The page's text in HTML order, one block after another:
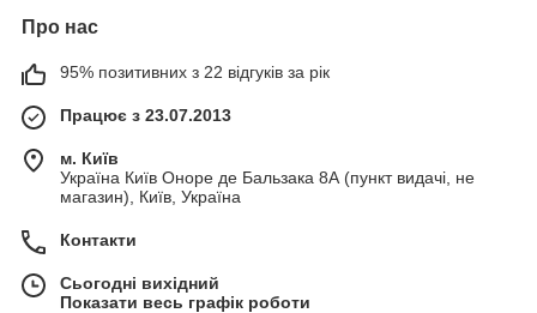
Про нас
95% позитивних з 22 відгуків за рік
Працює з 23.07.2013
м. Київ
Україна Київ Оноре де Бальзака 8А (пункт видачі, не
магазин), Київ, Україна
Контакти
Сьогодні вихідний
Показати весь графік роботи